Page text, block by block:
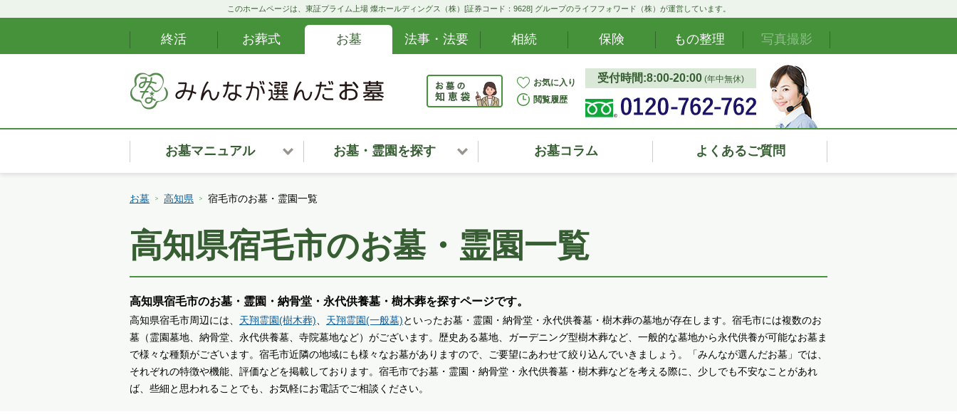
このホームページは、東証プライム上場 燦ホールディングス（株）[証券コード：9628] グループのライフフォワード（株）が運営しています。
終活 お葬式 お墓 法事・法要 相続 保険 もの整理 写真撮影
お気に入り
閲覧履歴
受付時間:8:00‐20:00 (年中無休)
お墓マニュアル
お墓安心サポート
カンタンお墓ナビ
お墓購入の段取り
お墓・霊園の種類
お墓費用の中身解説
墓じまい
お墓・霊園を探す
東北・甲信越・北陸
関東
中部・東海
関西
中国・四国
お墓コラム よくあるご質問
お墓 高知県 宿毛市のお墓・霊園一覧
高知県宿毛市のお墓・霊園一覧
高知県宿毛市のお墓・霊園・納骨堂・永代供養墓・樹木葬を探すページです。
高知県宿毛市周辺には、 天翔霊園(樹木葬) 天翔霊園(一般墓)といったお墓・霊園・納骨堂・永代供養墓・樹木葬の墓地が存在します。宿毛市には複数のお
墓（霊園墓地、納骨堂、永代供養墓、寺院墓地など）がございます。歴史ある墓地、ガーデニング型樹木葬など、一般的な墓地から永代供養が可能なお墓ま
で様々な種類がございます。宿毛市近隣の地域にも様々なお墓がありますので、ご要望にあわせて絞り込んでいきましょう。「みんなが選んだお墓」では、
それぞれの特徴や機能、評価などを掲載しております。宿毛市でお墓・霊園・納骨堂・永代供養墓・樹木葬などを考える際に、少しでも不安なことがあれ
ば、些細と思われることでも、お気軽にお電話でご相談ください。